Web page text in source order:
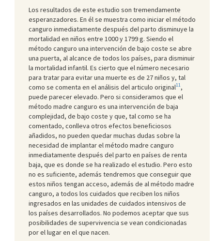
Los resultados de este estudio son tremendamente
esperanzadores. En él se muestra como iniciar el método
canguro inmediatamente después del parto disminuye la
mortalidad en niños entre 1000 y 1799 g. Siendo el
método canguro una intervención de bajo coste se abre
una puerta, al alcance de todos los países, para disminuir
la mortalidad infantil. Es cierto que el número necesario
para tratar para evitar una muerte es de 27 niños y, tal
como se comenta en el análisis del articulo original11,
puede parecer elevado. Pero si consideramos que el
método madre canguro es una intervención de baja
complejidad, de bajo coste y que, tal como se ha
comentado, conlleva otros efectos beneficiosos
añadidos, no pueden quedar muchas dudas sobre la
necesidad de implantar el método madre canguro
inmediatamente después del parto en países de renta
baja, que es donde se ha realizado el estudio. Pero esto
no es suficiente, además tendremos que conseguir que
estos niños tengan acceso, además de al método madre
canguro, a todos los cuidados que reciben los niños
ingresados en las unidades de cuidados intensivos de
los países desarrollados. No podemos aceptar que sus
posibilidades de supervivencia se vean condicionadas
por el lugar en el que nacen.